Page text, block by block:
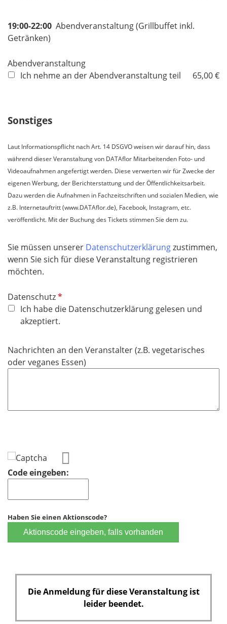
t
f
l
d
19:00-22:00 Abendveranstaltung (Grillbuffet inkl.
Getränken)
Abendveranstaltung
Ich nehme an der Abendveranstaltung teil
65,00 €
Sonstiges
Laut Informationspflicht nach Art. 14 DSGVO weisen wir darauf hin, dass
während dieser Veranstaltung von DATAflor Mitarbeitenden Foto- und
Videoaufnahmen angefertigt werden. Diese verwerten wir für Zwecke der
eigenen Werbung, der Berichterstattung und der Öffentlichkeitsarbeit.
Dazu werden die Aufnahmen in Fachzeitschriften und sozialen Medien, wie
z.B. Internetauftritt (www.DATAflor.de), Facebook, Instagram, etc.
veröffentlicht. Mit der Buchung des Tickets stimmen Sie dem zu.
Sie müssen unserer Datenschutzerklärungzustimmen,
wenn Sie sich für diese Veranstaltung registrieren
möchten.
DatenschutzP
f
l
t
Ich habe die Datenschutzerklärung gelesen und
akzeptiert.
Nachrichten an den Veranstalter (z.B. vegetarisches
oder veganes Essen)
Code eingeben:
Haben Sie einen Aktionscode?
Aktionscode eingeben, falls vorhanden
Die Anmeldung für diese Veranstaltung ist
leider beendet.